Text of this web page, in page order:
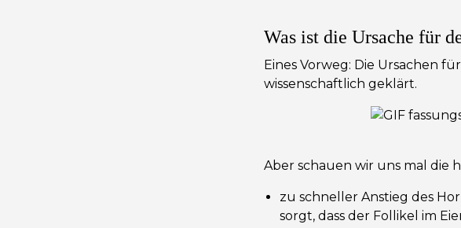
Was ist die Ursache für
Eines Vorweg: Die Ursachen
wissenschaftlich geklärt.
Aber schauen wir uns mal die
zu schneller Anstieg des
sorgt, dass der Follikel im